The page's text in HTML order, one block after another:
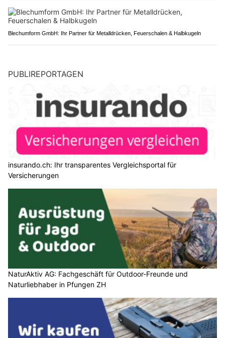
Blechumform GmbH: Ihr Partner für Metalldrücken, Feuerschalen & Halbkugeln
PUBLIREPORTAGEN
insurando.ch: Ihr transparentes Vergleichsportal für
Versicherungen
NaturAktiv AG: Fachgeschäft für Outdoor-Freunde und
Naturliebhaber in Pfungen ZH